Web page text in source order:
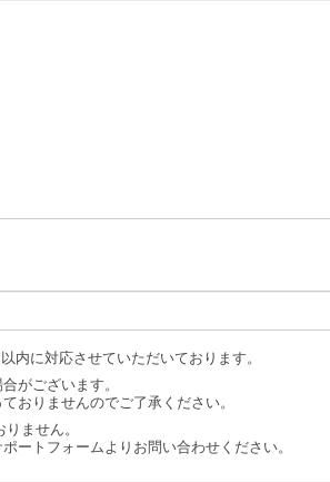
内に対応させていただいております。
がございます。
おりませんのでご了承ください。
ません。
ートフォームよりお問い合わせください。